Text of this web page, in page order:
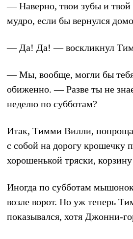
— Наверно, твои зубы и
мудро, если бы вернулся
— Да! Да! — воскликнул
— Мы, вообще, могли бы
обиженно. — Разве ты не
неделю по субботам?
Итак, Тимми Вилли,
с собой на дорогу крошечку
хорошенькой тряски,
Иногда по субботам
возле ворот. Но уж теперь
показывался, хотя Джонни-